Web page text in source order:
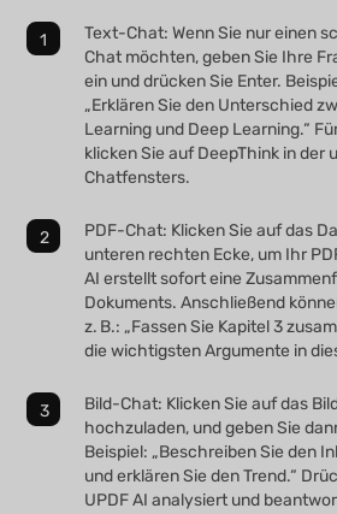
Text-Chat: Wenn Sie nur einen
Chat möchten, geben Sie Ihre
ein und drücken Sie Enter.
„Erklären Sie den Unterschied
Learning und Deep Learning.“
klicken Sie auf DeepThink in der
Chatfensters.
PDF-Chat: Klicken Sie auf das
unteren rechten Ecke, um Ihr
AI erstellt sofort eine
Dokuments. Anschließend
z. B.: „Fassen Sie Kapitel 3
die wichtigsten Argumente in
Bild-Chat: Klicken Sie auf das
hochzuladen, und geben Sie
Beispiel: „Beschreiben Sie den
und erklären Sie den Trend.“
UPDF AI analysiert und